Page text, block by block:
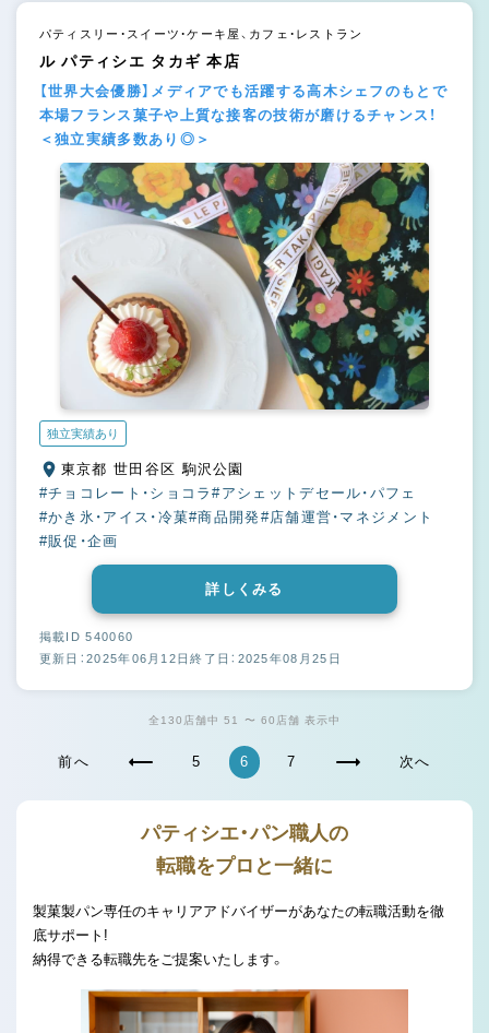
パティスリー・スイーツ・ケーキ屋、カフェ・レストラン
ル パティシエ タカギ 本店
【世界大会優勝】メディアでも活躍する高木シェフのもとで
本場フランス菓子や上質な接客の技術が磨けるチャンス！
＜独立実績多数あり◎＞
独立実績あり
東京都 世田谷区 駒沢公園
#チョコレート・ショコラ#アシェットデセール・パフェ
#かき氷・アイス・冷菓#商品開発#店舗運営・マネジメント
#販促・企画
詳しくみる
掲載ID 540060
更新日：2025年06月12日終了日：2025年08月25日
全130店舗中 51 〜 60店舗 表示中
前へ 5 6 7 次へ
パティシエ・パン職人の
転職をプロと一緒に
製菓製パン専任のキャリアアドバイザーがあなたの転職活動を徹
底サポート!
納得できる転職先をご提案いたします。